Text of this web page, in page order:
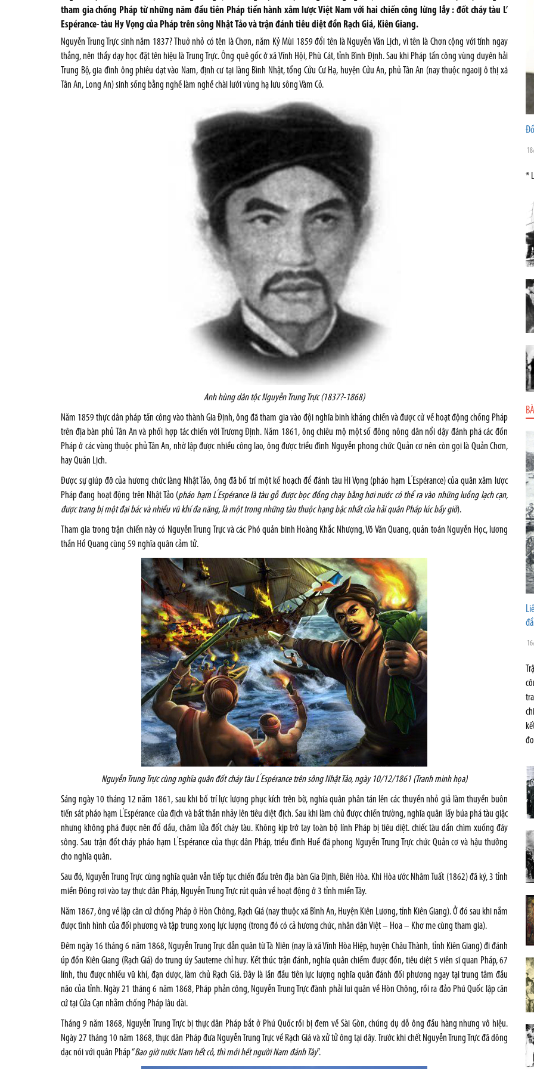
tham gia chống Pháp từ những năm đầu tiên Pháp tiến hành xâm lược Việt Nam với hai chiến công lừng lẫy : đốt cháy tàu L’
Espérance- tàu Hy Vọng của Pháp trên sông Nhật Tảo và trận đánh tiêu diệt đồn Rạch Giá, Kiên Giang.
Nguyễn Trung Trực sinh năm 1837? Thuở nhỏ có tên là Chơn, năm Kỷ Mùi 1859 đổi tên là Nguyễn Văn Lịch, vì tên là Chơn cộng với tính ngay
thẳng, nên thầy dạy học đặt tên hiệu là Trung Trực. Ông quê gốc ở xã Vĩnh Hội, Phù Cát, tỉnh Bình Định. Sau khi Pháp tấn công vùng duyên hải
Trung Bộ, gia đình ông phiêu dạt vào Nam, định cư tại làng Bình Nhật, tổng Cửu Cư Hạ, huyện Cửu An, phủ Tân An (nay thuộc ngaoij ô thị xã
Tân An, Long An) sinh sống bằng nghề làm nghề chài lưới vùng hạ lưu sông Vàm Cỏ.
Anh hùng dân tộc Nguyễn Trung Trực (1837?-1868)
Năm 1859 thực dân pháp tấn công vào thành Gia Định, ông đã tham gia vào đội nghĩa binh kháng chiến và được cử về hoạt động chống Pháp
trên địa bàn phủ Tân An và phối hợp tác chiến với Trương Định. Năm 1861, ông chiêu mộ một số đông nông dân nổi dậy đánh phá các đồn
Pháp ở các vùng thuộc phủ Tân An, nhờ lập được nhiều công lao, ông được triều đình Nguyễn phong chức Quản cơ nên còn gọi là Quản Chơn,
hay Quản Lịch.
Được sự giúp đỡ của hương chức làng Nhật Tảo, ông đã bố trí một kế hoạch để đánh tàu Hi Vọng (pháo hạm L’Espérance) của quân xâm lược
Pháp đang hoạt động trên Nhật Tảo (pháo hạm L’Espérance là tàu gỗ được bọc đồng chạy bằng hơi nước có thể ra vào những luồng lạch cạn,
được trang bị một đại bác và nhiều vũ khí đa năng, là một trong những tàu thuộc hạng bậc nhất của hải quân Pháp lúc bấy giờ).
Tham gia trong trận chiến này có Nguyễn Trung Trực và các Phó quản binh Hoàng Khắc Nhượng, Võ Văn Quang, quản toán Nguyễn Học, lương
thần Hồ Quang cùng 59 nghĩa quân cảm tử.
Nguyễn Trung Trực cùng nghĩa quân đốt cháy tàu LEspérance trên sông Nhật Tảo, ngày 10/12/1861 (Tranh minh họa)
Sáng ngày 10 tháng 12 năm 1861, sau khi bố trí lực lượng phục kích trên bờ, nghĩa quân phân tán lên các thuyền nhỏ giả làm thuyền buôn
tiến sát pháo hạm L’Espérance của địch và bất thần nhảy lên tiêu diệt địch. Sau khi làm chủ được chiến trường, nghĩa quân lấy búa phá tàu giặc
nhưng không phá được nên đổ dầu, châm lửa đốt cháy tàu. Không kịp trở tay toàn bộ lính Pháp bị tiêu diệt. chiếc tàu dần chìm xuống đáy
sông. Sau trận đốt cháy pháo hạm L’Espérance của thực dân Pháp, triều đình Huế đã phong Nguyễn Trung Trực chức Quản cơ và hậu thưởng
cho nghĩa quân.
Sau đó, Nguyễn Trung Trực cùng nghĩa quân vẫn tiếp tục chiến đấu trên địa bàn Gia Định, Biên Hòa. Khi Hòa ước Nhâm Tuất (1862) đã ký, 3 tỉnh
miền Đông rơi vào tay thực dân Pháp, Nguyễn Trung Trực rút quân về hoạt động ở 3 tỉnh miền Tây.
Năm 1867, ông về lập căn cứ chống Pháp ở Hòn Chông, Rạch Giá (nay thuộc xã Bình An, Huyện Kiên Lương, tỉnh Kiên Giang). Ở đó sau khi nắm
được tình hình của đối phương và tập trung xong lực lượng (trong đó có cả hương chức, nhân dân Việt – Hoa – Khơ me cùng tham gia).
Đêm ngày 16 tháng 6 năm 1868, Nguyễn Trung Trực dẫn quân từ Tà Niên (nay là xã Vĩnh Hòa Hiệp, huyện Châu Thành, tỉnh Kiên Giang) đi đánh
úp đồn Kiên Giang (Rạch Giá) do trung úy Sauterne chỉ huy. Kết thúc trận đánh, nghĩa quân chiếm được đồn, tiêu diệt 5 viên sĩ quan Pháp, 67
lính, thu được nhiều vũ khí, đạn dược, làm chủ Rạch Giá. Đây là lần đầu tiên lực lượng nghĩa quân đánh đối phương ngay tại trung tâm đầu
não của tỉnh. Ngày 21 tháng 6 năm 1868, Pháp phản công, Nguyễn Trung Trực đành phải lui quân về Hòn Chông, rồi ra đảo Phú Quốc lập căn
cứ tại Cửa Cạn nhằm chống Pháp lâu dài.
Tháng 9 năm 1868, Nguyễn Trung Trực bị thực dân Pháp bắt ở Phú Quốc rồi bị đem về Sài Gòn, chúng dụ dỗ ông đầu hàng nhưng vô hiệu.
Ngày 27 tháng 10 năm 1868, thực dân Pháp đưa Nguyễn Trung Trực về Rạch Giá và xử tử ông tại dây. Trước khi chết Nguyễn Trung Trực đã dõng
dạc nói với quân Pháp “Bao giờ nước Nam hết cỏ, thì mới hết người Nam đánh Tây”.
*